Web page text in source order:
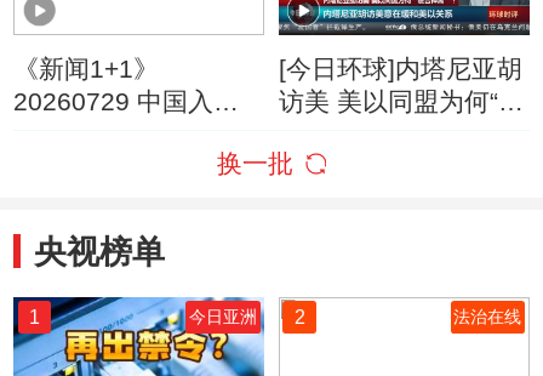
《新闻1+1》
20260729 中国入境
[今日环球]内塔尼亚胡
访美 美以同盟为何“貌
换一批
央视榜单
1 今日亚洲 2 法治在线